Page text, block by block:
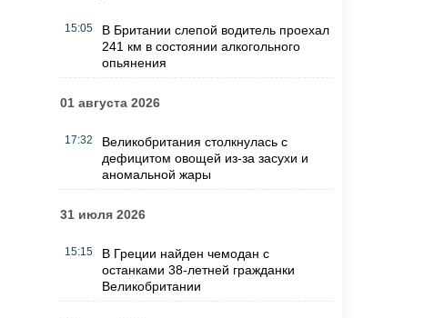
15:05
В Британии слепой водитель проехал
241 км в состоянии алкогольного
опьянения
01 августа 2026
17:32
Великобритания столкнулась с
дефицитом овощей из-за засухи и
аномальной жары
31 июля 2026
15:15
В Греции найден чемодан с
останками 38-летней гражданки
Великобритании